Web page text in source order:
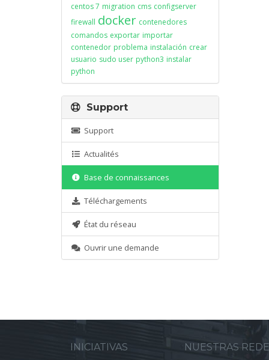
centos 7 migration cms configserver
firewall docker contenedores
comandos exportar importar
contenedor problema instalación crear
usuario sudo user python3 instalar
python
Support
Support
Actualités
Base de connaissances
Téléchargements
État du réseau
Ouvrir une demande
INICIATIVAS NUESTRAS